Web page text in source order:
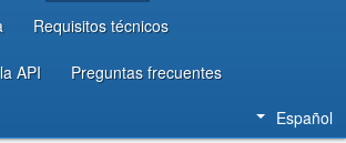
Requisitos técnicos
API Preguntas frecuentes
Español